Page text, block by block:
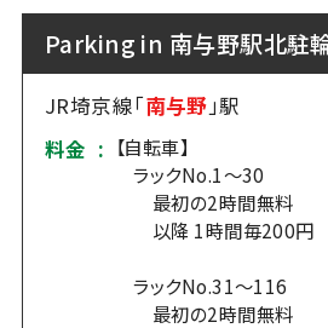
Parking in 南与野駅北駐
JR埼京線「南与野」駅
料金 : 【自転車】
ラックNo.1〜30
最初の2時間無料
以降 1時間毎200円
ラックNo.31〜116
最初の2時間無料